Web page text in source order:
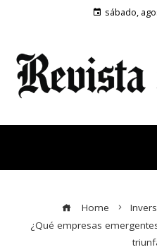
sábado,
Home
¿Qué empresas